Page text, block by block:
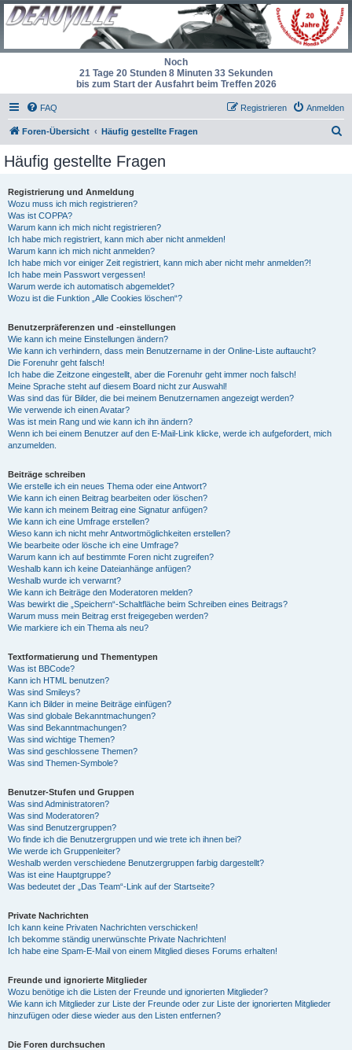
Noch
21 Tage 20 Stunden 8 Minuten 32 Sekunden
bis zum Start der Ausfahrt beim Treffen 2026
FAQ Anmelden
Registrieren
Foren-Übersicht Häufig gestellte Fragen
Häufig gestellte Fragen
Registrierung und Anmeldung
Wozu muss ich mich registrieren?
Was ist COPPA?
Warum kann ich mich nicht registrieren?
Ich habe mich registriert, kann mich aber nicht anmelden!
Warum kann ich mich nicht anmelden?
Ich habe mich vor einiger Zeit registriert, kann mich aber nicht mehr anmelden?!
Ich habe mein Passwort vergessen!
Warum werde ich automatisch abgemeldet?
Wozu ist die Funktion „Alle Cookies löschen“?
Benutzerpräferenzen und -einstellungen
Wie kann ich meine Einstellungen ändern?
Wie kann ich verhindern, dass mein Benutzername in der Online-Liste auftaucht?
Die Forenuhr geht falsch!
Ich habe die Zeitzone eingestellt, aber die Forenuhr geht immer noch falsch!
Meine Sprache steht auf diesem Board nicht zur Auswahl!
Was sind das für Bilder, die bei meinem Benutzernamen angezeigt werden?
Wie verwende ich einen Avatar?
Was ist mein Rang und wie kann ich ihn ändern?
Wenn ich bei einem Benutzer auf den E-Mail-Link klicke, werde ich aufgefordert, mich
anzumelden.
Beiträge schreiben
Wie erstelle ich ein neues Thema oder eine Antwort?
Wie kann ich einen Beitrag bearbeiten oder löschen?
Wie kann ich meinem Beitrag eine Signatur anfügen?
Wie kann ich eine Umfrage erstellen?
Wieso kann ich nicht mehr Antwortmöglichkeiten erstellen?
Wie bearbeite oder lösche ich eine Umfrage?
Warum kann ich auf bestimmte Foren nicht zugreifen?
Weshalb kann ich keine Dateianhänge anfügen?
Weshalb wurde ich verwarnt?
Wie kann ich Beiträge den Moderatoren melden?
Was bewirkt die „Speichern“-Schaltfläche beim Schreiben eines Beitrags?
Warum muss mein Beitrag erst freigegeben werden?
Wie markiere ich ein Thema als neu?
Textformatierung und Thementypen
Was ist BBCode?
Kann ich HTML benutzen?
Was sind Smileys?
Kann ich Bilder in meine Beiträge einfügen?
Was sind globale Bekanntmachungen?
Was sind Bekanntmachungen?
Was sind wichtige Themen?
Was sind geschlossene Themen?
Was sind Themen-Symbole?
Benutzer-Stufen und Gruppen
Was sind Administratoren?
Was sind Moderatoren?
Was sind Benutzergruppen?
Wo finde ich die Benutzergruppen und wie trete ich ihnen bei?
Wie werde ich Gruppenleiter?
Weshalb werden verschiedene Benutzergruppen farbig dargestellt?
Was ist eine Hauptgruppe?
Was bedeutet der „Das Team“-Link auf der Startseite?
Private Nachrichten
Ich kann keine Privaten Nachrichten verschicken!
Ich bekomme ständig unerwünschte Private Nachrichten!
Ich habe eine Spam-E-Mail von einem Mitglied dieses Forums erhalten!
Freunde und ignorierte Mitglieder
Wozu benötige ich die Listen der Freunde und ignorierten Mitglieder?
Wie kann ich Mitglieder zur Liste der Freunde oder zur Liste der ignorierten Mitglieder
hinzufügen oder diese wieder aus den Listen entfernen?
Die Foren durchsuchen